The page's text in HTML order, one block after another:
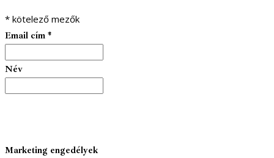
* kötelező mezők
Email cím *
Név
Marketing engedélyek